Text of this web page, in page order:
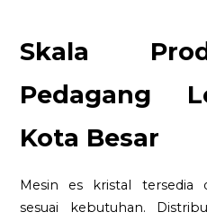
Skala
Pedagang
Kota Besar
Mesin es kristal tersedia
sesuai kebutuhan.